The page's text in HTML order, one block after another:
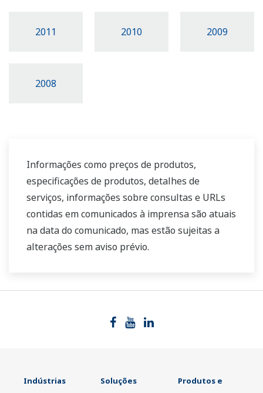
2011 2010 2009
2008
Informações como preços de produtos,
especificações de produtos, detalhes de
serviços, informações sobre consultas e URLs
contidas em comunicados à imprensa são atuais
na data do comunicado, mas estão sujeitas a
alterações sem aviso prévio.
Indústrias Soluções
Produtos e